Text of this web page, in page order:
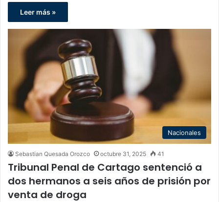
Leer más »
Nacionales
Sebastian Quesada Orozco octubre 31, 2025 41
Tribunal Penal de Cartago sentenció a
dos hermanos a seis años de prisión por
venta de droga